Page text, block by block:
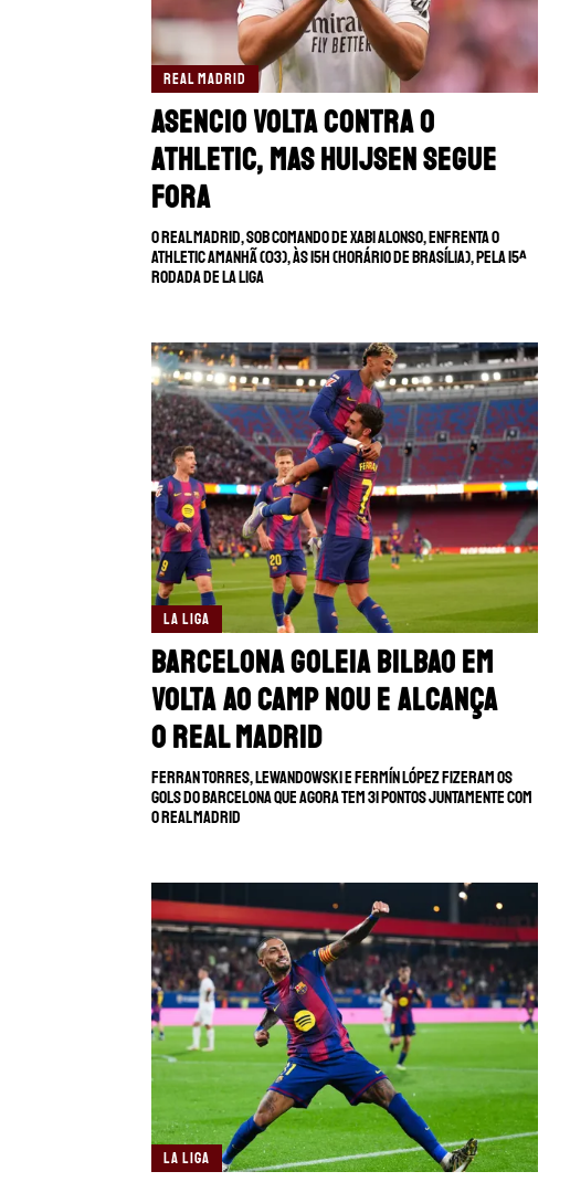
REAL MADRID
Asencio volta contra o
Athletic, mas Huijsen segue
fora
O Real Madrid, sob comando de Xabi Alonso, enfrenta o
Athletic amanhã (03), às 15h (horário de Brasília), pela 15ª
rodada de La Liga
LA LIGA
Barcelona goleia Bilbao em
volta ao Camp Nou e alcança
o Real Madrid
Ferran Torres, Lewandowski e Fermín López fizeram os
gols do Barcelona que agora tem 31 pontos juntamente com
o Real Madrid
LA LIGA